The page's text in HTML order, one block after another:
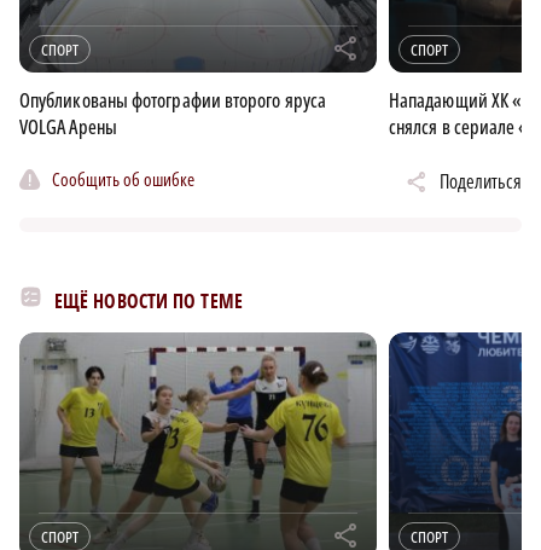
СПОРТ r
Опубликованы фотографии второго яруса
VOLGA Арены
СПОРТ
Нападающий ХК
снялся в сериале
Сообщить об ошибке Поделиться
ЕЩЁ НОВОСТИ ПО ТЕМЕ
СПОРТ r СПОРТ